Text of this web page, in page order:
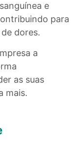
e
para
dores.
a
as suas
mais.